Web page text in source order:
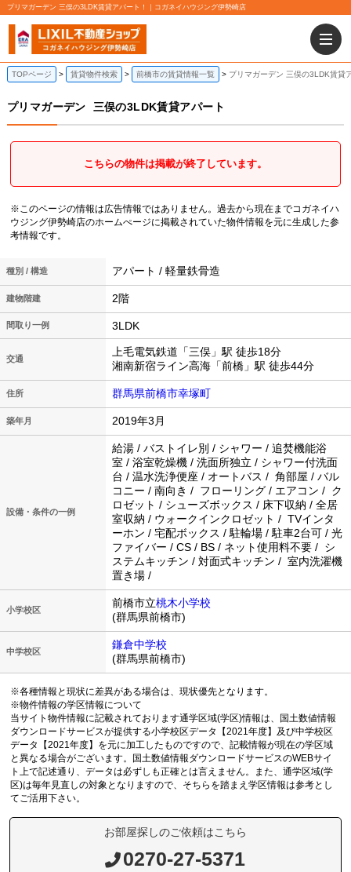
プリマガーデン 三俣の3LDK賃貸アパート！｜コガネイハウジング伊勢崎店
TOPページ 賃貸物件検索 前橋市の賃貸情報一覧 プリマガーデン 三俣の3LDK賃貸
プリマガーデン 三俣の3LDK賃貸アパート
こちらの物件は掲載が終了しています。
※このページの情報は広告情報ではありません。過去から現在までコガネイハ
ウジング伊勢崎店のホームぺージに掲載されていた物件情報を元に生成した参
考情報です。
種別 / 構造 アパート / 軽量鉄骨造
建物階建 2階
間取り一例 3LDK
交通
上毛電気鉄道「三俣」駅 徒歩18分
湘南新宿ライン高海「前橋」駅 徒歩44分
住所 群馬県前橋市幸塚町
築年月 2019年3月
設備・条件の一例
給湯 / バストイレ別 / シャワー / 追焚機能浴
室 / 浴室乾燥機 / 洗面所独立 / シャワー付洗面
台 / 温水洗浄便座 / オートバス / 角部屋 / バル
コニー / 南向き / フローリング / エアコン / ク
ロゼット / シューズボックス / 床下収納 / 全居
室収納 / ウォークインクロゼット / TVインタ
ーホン / 宅配ボックス / 駐輪場 / 駐車2台可 / 光
ファイバー / CS / BS / ネット使用料不要 / シ
ステムキッチン / 対面式キッチン / 室内洗濯機
置き場 /
小学校区
前橋市立桃木小学校
(群馬県前橋市)
中学校区
鎌倉中学校
(群馬県前橋市)
※各種情報と現状に差異がある場合は、現状優先となります。
※物件情報の学区情報について
当サイト物件情報に記載されております通学区域(学区)情報は、国土数値情報
ダウンロードサービスが提供する小学校区データ【2021年度】及び中学校区
データ【2021年度】を元に加工したものですので、記載情報が現在の学区域
と異なる場合がございます。国土数値情報ダウンロードサービスのWEBサイ
ト上で記述通り、データは必ずしも正確とは言えません。また、通学区域(学
区)は毎年見直しの対象となりますので、そちらを踏まえ学区情報は参考とし
てご活用下さい。
お部屋探しのご依頼はこちら
0270-27-5371